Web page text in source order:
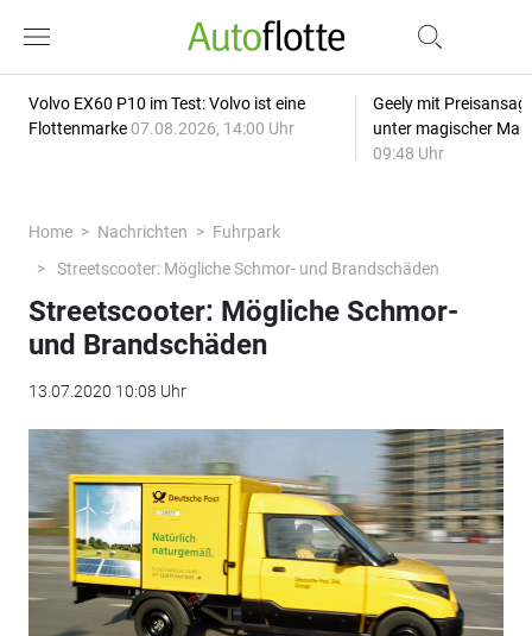
Volvo EX60 P10 im Test: Volvo ist eine
Flottenmarke 07.08.2026, 14:00 Uhr
Geely mit
unter magischer
09:48 Uhr
Home Nachrichten
Fuhrpark
Streetscooter: Mögliche Schmor- und Brandschäden
Streetscooter: Mögliche Schmor-
und Brandschäden
13.07.2020 10:08 Uhr